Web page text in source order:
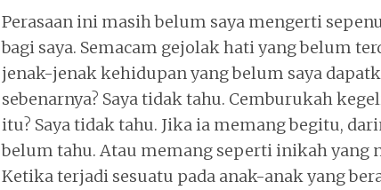
Perasaan ini masih belum saya mengerti
bagi saya. Semacam gejolak hati yang belum
jenak-jenak kehidupan yang belum saya
sebenarnya? Saya tidak tahu. Cemburukah
itu? Saya tidak tahu. Jika ia memang begitu,
belum tahu. Atau memang seperti inikah yang
Ketika terjadi sesuatu pada anak-anak yang